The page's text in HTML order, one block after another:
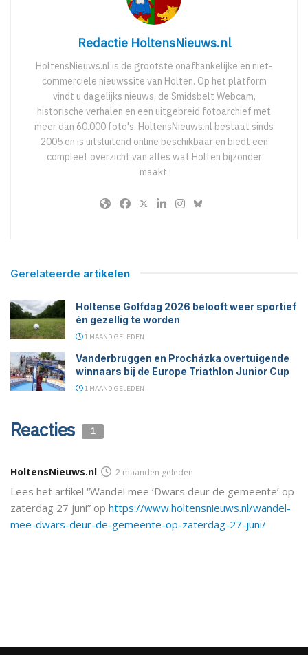
Redactie HoltensNieuws.nl
HoltensNieuws.nl is de grootste onafhankelijke en niet-
commerciële nieuwssite van Holten. Op het platform
vindt u dagelijks nieuws, de Smidsbelt Webcam,
historische verhalen en een uitgebreid fotoarchief met
meer dan 60.000 foto's. HoltensNieuws.nl bestaat sinds
2005 en is uitsluitend online beschikbaar en biedt een
compleet overzicht van alles wat Holten bijzonder
maakt.
Gerelateerde artikelen
Holtense Golfdag 2026 belooft weer sportief
én gezellig te worden
1 MAAND GELEDEN
Vanderbruggen en Procházka overtuigende
winnaars bij de Europe Triathlon Junior Cup
1 MAAND GELEDEN
Reacties 1
HoltensNieuws.nl 2 maanden geleden
Lees het artikel “Wandel mee ‘Dwars deur de gemeente’ op
zaterdag 27 juni” op https://www.holtensnieuws.nl/wandel-
mee-dwars-deur-de-gemeente-op-zaterdag-27-juni/